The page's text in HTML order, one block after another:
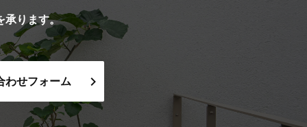
承ります。
わせフォーム